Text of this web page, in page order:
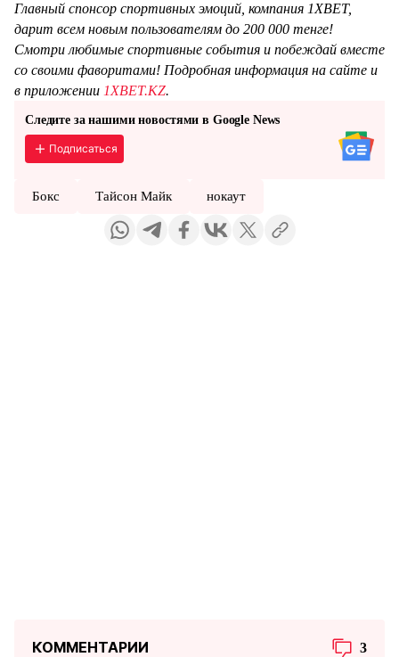
Главный спонсор спортивных эмоций, компания 1XBET,
дарит всем новым пользователям до 200 000 тенге!
Смотри любимые спортивные события и побеждай вместе
со своими фаворитами! Подробная информация на сайте и
в приложении 1XBET.KZ.
Следите за нашими новостями в Google News
Подписаться
Бокс Тайсон Майк нокаут
КОММЕНТАРИИ 3